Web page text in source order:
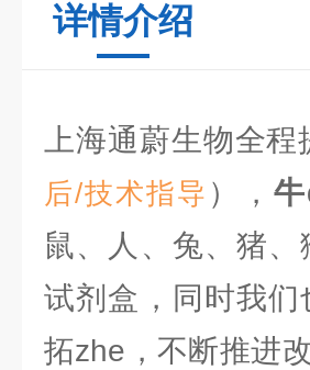
详情介绍
上海通蔚生物全
后/技术指导 ），
鼠、人、兔、猪
试剂盒，同时我
拓zhe，不断推进